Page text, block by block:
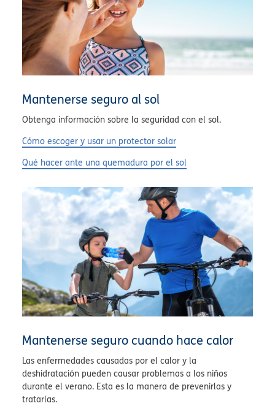
Mantenerse seguro al sol
Obtenga información sobre la seguridad con el sol.
Cómo escoger y usar un protector solar
Qué hacer ante una quemadura por el sol
Mantenerse seguro cuando hace calor
Las enfermedades causadas por el calor y la
deshidratación pueden causar problemas a los niños
durante el verano. Esta es la manera de prevenirlas y
tratarlas.